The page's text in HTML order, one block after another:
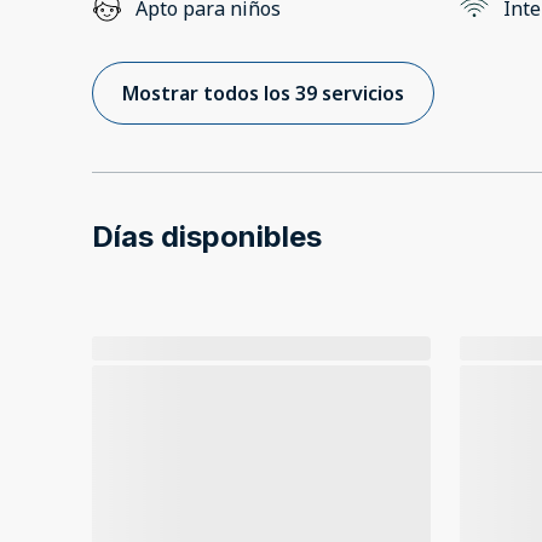
Apto para niños
Mostrar todos los 39 servicios
Días disponibles